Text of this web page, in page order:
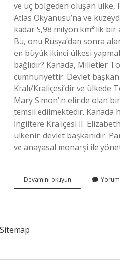
ve üç bölgeden oluşan ülke,
Atlas Okyanusu’na ve
kadar 9,98 milyon km²’lik bir
Bu, onu Rusya’dan sonra
en büyük ikinci ülkesi
bağlıdır? Kanada, Milletler
cumhuriyettir. Devlet
Kralı/Kraliçesi’dir ve ülkede
Mary Simon’ın elinde olan
temsil edilmektedir. Kanada
İngiltere Kraliçesi II.
ülkenin devlet başkanıdır.
ve anayasal monarşi ile
Devamını okuyun
Federal
Yorum
Sitemap